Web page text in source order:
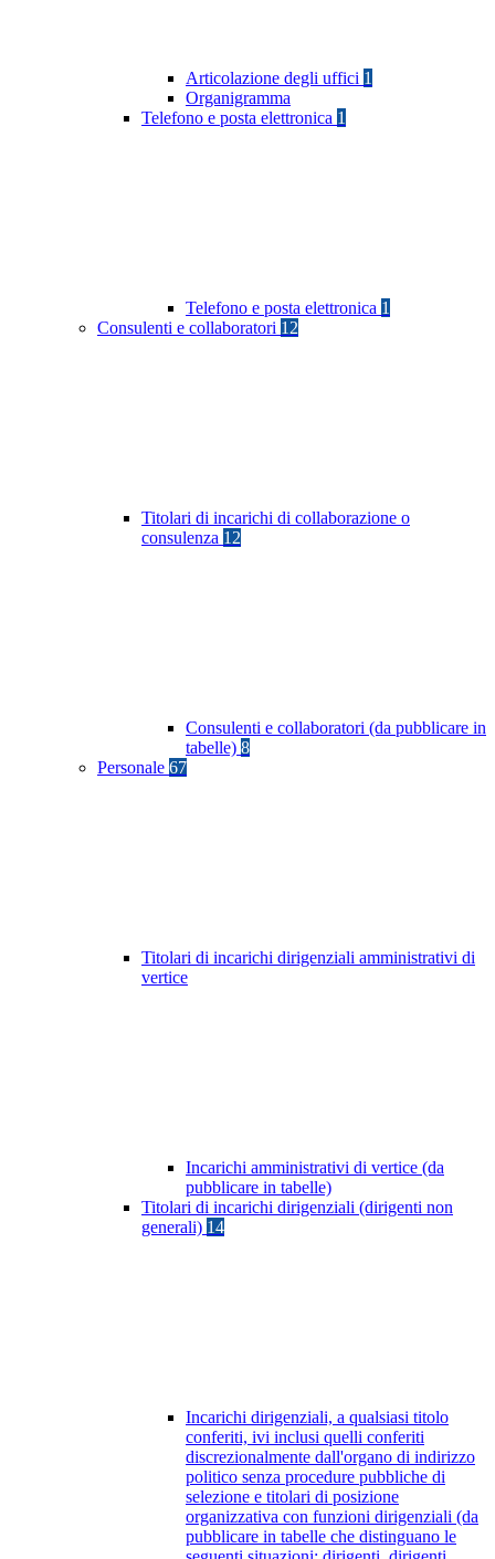
Articolazione degli uffici 1
Organigramma
Telefono e posta elettronica 1
Telefono e posta elettronica 1
Consulenti e collaboratori 12
Titolari di incarichi di collaborazione o
consulenza 12
Consulenti e collaboratori (da pubblicare in
tabelle) 8
Personale 67
Titolari di incarichi dirigenziali amministrativi di
vertice
Incarichi amministrativi di vertice (da
pubblicare in tabelle)
Titolari di incarichi dirigenziali (dirigenti non
generali) 14
Incarichi dirigenziali, a qualsiasi titolo
conferiti, ivi inclusi quelli conferiti
discrezionalmente dall'organo di indirizzo
politico senza procedure pubbliche di
selezione e titolari di posizione
organizzativa con funzioni dirigenziali (da
pubblicare in tabelle che distinguano le